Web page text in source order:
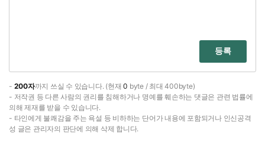
등록
- 200자까지 쓰실 수 있습니다. (현재0 byte / 최대 400byte)
- 저작권 등 다른 사람의 권리를 침해하거나 명예를 훼손하는 댓글은 관련 법률에
의해 제재를 받을 수 있습니다.
- 타인에게 불쾌감을 주는 욕설 등 비하하는 단어가 내용에 포함되거나 인신공격
성 글은 관리자의 판단에 의해 삭제 합니다.